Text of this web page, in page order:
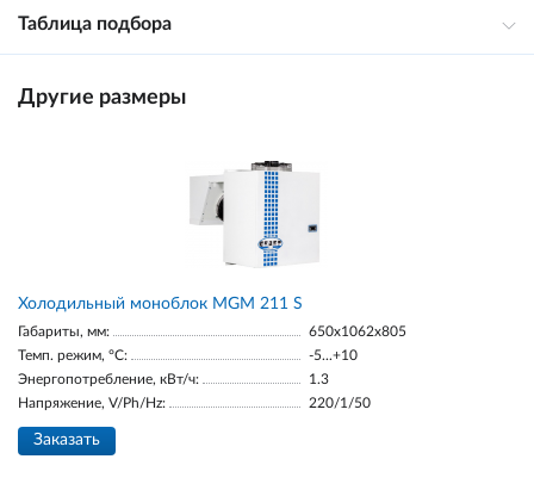
Таблица подбора
Другие размеры
Холодильный моноблок MGM 211 S
Габариты, мм:
650x1062x805
Темп. режим, °С:
-5...+10
Энергопотребление, кВт/ч:
1.3
Напряжение, V/Ph/Hz:
220/1/50
Заказать